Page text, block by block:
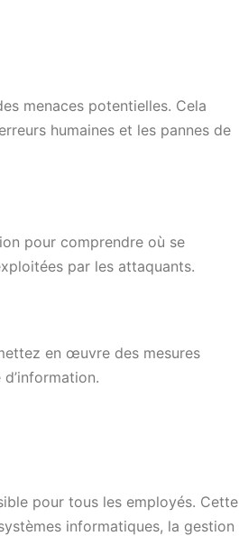
menaces potentielles. Cela
humaines et les pannes de
pour comprendre où se
par les attaquants.
en œuvre des mesures
pour tous les employés. Cette
informatiques, la gestion